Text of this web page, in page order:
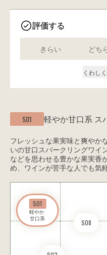
評価する
きらい どち
くわし
S01 軽やか甘口系 ス
フレッシュな果実味と爽やか
いの甘口スパークリングワイ
などを思わせる豊かな果実香
め、ワインが苦手な人でも気
S01
軽やか
甘口系
S08